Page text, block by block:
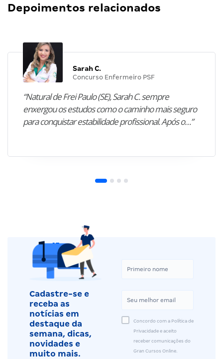
Depoimentos relacionados
Sarah C.
Concurso Enfermeiro PSF
“Natural de Frei Paulo (SE), Sarah C. sempre
enxergou os estudos como o caminho mais seguro
para conquistar estabilidade profissional. Após o…”
Cadastre-se e
receba as
notícias em
destaque da
semana, dicas,
novidades e
muito mais.
Concordo com a Política de
Privacidade e aceito
receber comunicações do
Gran Cursos Online.